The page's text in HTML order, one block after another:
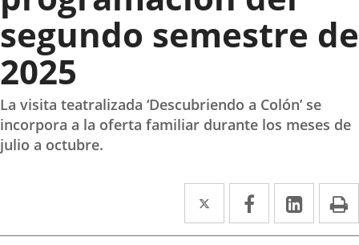
segundo semestre de
2025
La visita teatralizada ‘Descubriendo a Colón’ se
incorpora a la oferta familiar durante los meses de
julio a octubre.
Twitter
Enlace
a
Facebook
Enlace
a
Enlace
a